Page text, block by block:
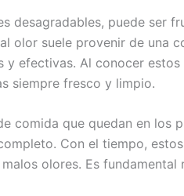
desagradables, puede ser
olor suele provenir de una
y efectivas. Al conocer
siempre fresco y limpio.
comida que quedan en los
Con el tiempo,
olores. Es